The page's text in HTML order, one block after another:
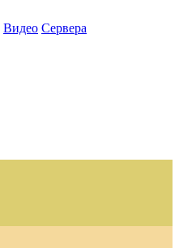
Видео Сервера